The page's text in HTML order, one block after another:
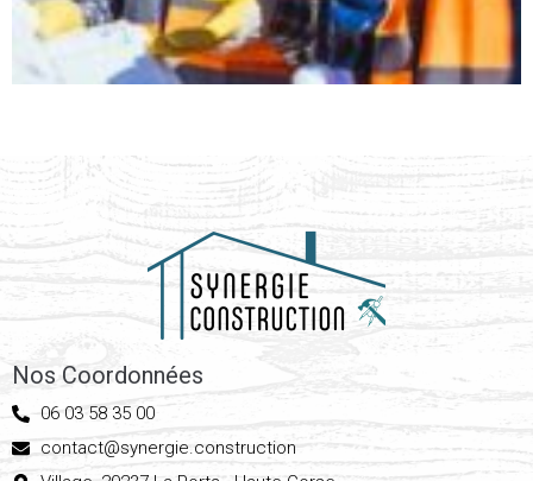
Nos Coordonnées
06 03 58 35 00
contact@synergie.construction